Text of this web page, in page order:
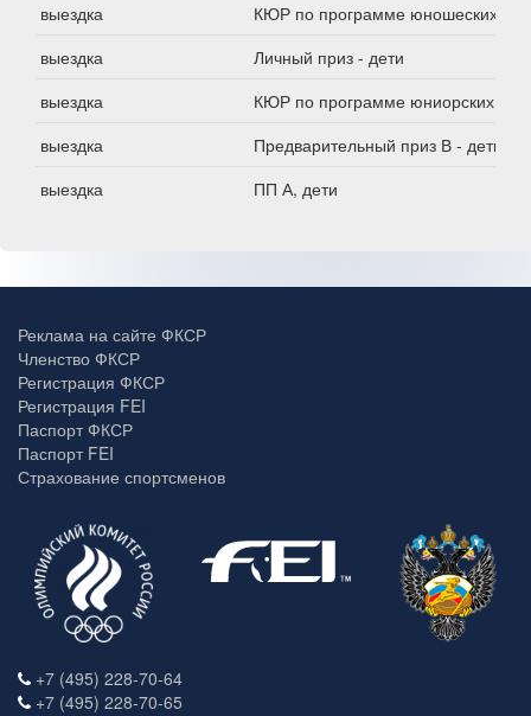
выездка
КЮР по программе юношеских езд
выездка
Личный приз - дети
выездка
КЮР по программе юниорских езд
выездка
Предварительный приз В - дети
выездка
ПП А, дети
Реклама на сайте ФКСР
Членство ФКСР
Регистрация ФКСР
Регистрация FEI
Паспорт ФКСР
Паспорт FEI
Страхование спортсменов
+7 (495) 228-70-64
+7 (495) 228-70-65